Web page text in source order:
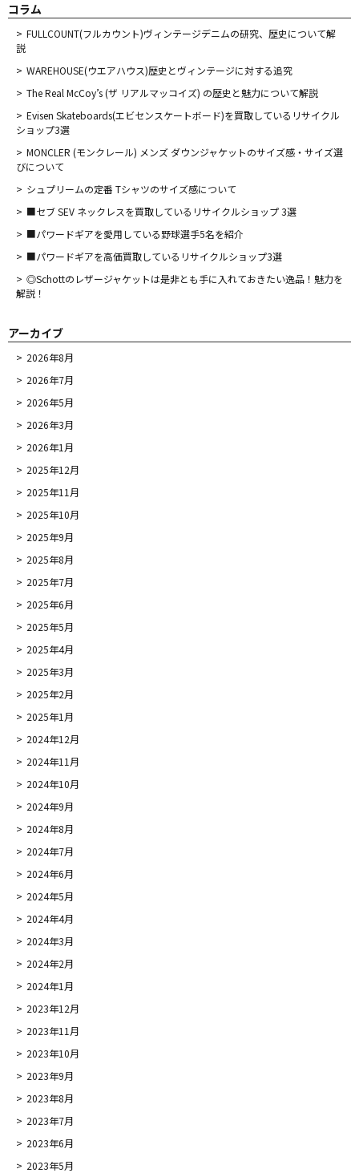
コラム
FULLCOUNT(フルカウント)ヴィンテージデニムの研究、歴史について解
説
WAREHOUSE(ウエアハウス)歴史とヴィンテージに対する追究
The Real McCoy’s (ザ リアルマッコイズ) の歴史と魅力について解説
Evisen Skateboards(エビセンスケートボード)を買取しているリサイクル
ショップ3選
MONCLER (モンクレール) メンズ ダウンジャケットのサイズ感・サイズ選
びについて
シュプリームの定番 Tシャツのサイズ感について
■セブ SEV ネックレスを買取しているリサイクルショップ 3選
■パワードギアを愛用している野球選手5名を紹介
■パワードギアを高価買取しているリサイクルショップ3選
◎Schottのレザージャケットは是非とも手に入れておきたい逸品！魅力を
解説！
アーカイブ
2026年8月
2026年7月
2026年5月
2026年3月
2026年1月
2025年12月
2025年11月
2025年10月
2025年9月
2025年8月
2025年7月
2025年6月
2025年5月
2025年4月
2025年3月
2025年2月
2025年1月
2024年12月
2024年11月
2024年10月
2024年9月
2024年8月
2024年7月
2024年6月
2024年5月
2024年4月
2024年3月
2024年2月
2024年1月
2023年12月
2023年11月
2023年10月
2023年9月
2023年8月
2023年7月
2023年6月
2023年5月